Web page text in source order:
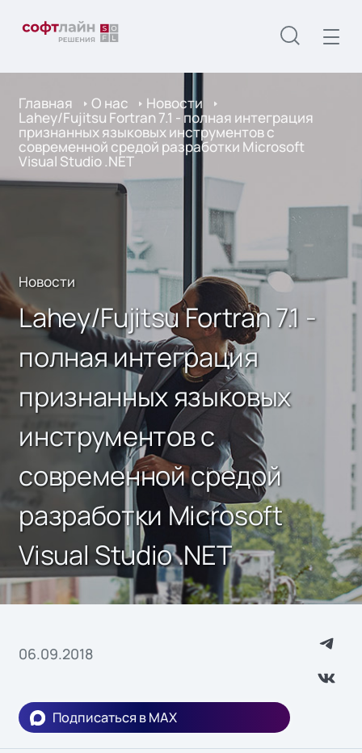
Главная О нас Новости
Lahey/Fujitsu Fortran 7.1 - полная интеграция
признанных языковых инструментов с
современной средой разработки Microsoft
Visual Studio .NET
Новости
Lahey/Fujitsu Fortran 7.1 -
полная интеграция
признанных языковых
инструментов с
современной средой
разработки Microsoft
Visual Studio .NET
06.09.2018
Подписаться в MAX